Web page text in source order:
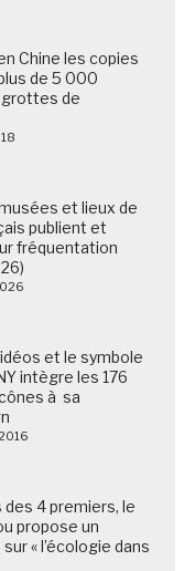
Chine les copies
de 5 000
de
et lieux de
publient et
fréquentation
et le symbole
intègre les 176
à sa
4 premiers, le
propose un
« l’écologie dans